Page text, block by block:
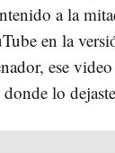
a la
en la
ese
lo